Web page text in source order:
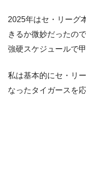
2025年はセ・リーグ
きるか微妙だったの
強硬スケジュールで
私は基本的にセ・リ
なったタイガースを